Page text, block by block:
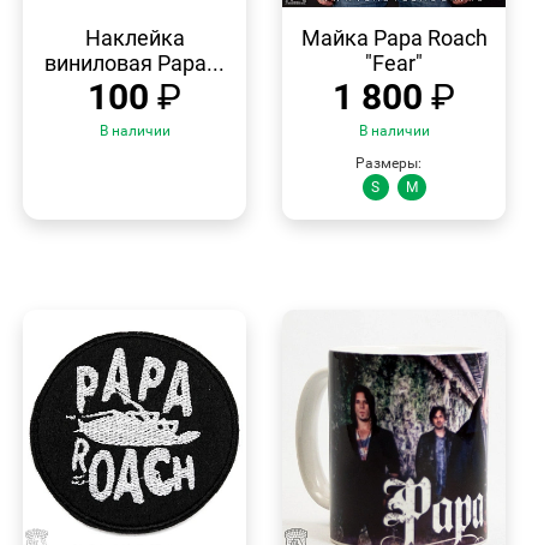
ПРОСМОТР
Наклейка
виниловая Papa...
100 ₽
В наличии
ПРОСМОТР
Майка Papa Roach
"Fear"
1 800 ₽
В наличии
Размеры:
S
M